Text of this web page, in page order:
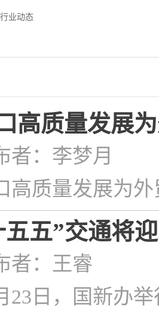
行业动态
高质量发展
者：李梦月
高质量发展为
五五”交通将
者：王睿
23日，国新办